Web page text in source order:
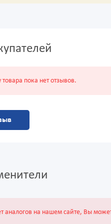
пока нет отзывов.
аналогов на нашем сайте, Вы